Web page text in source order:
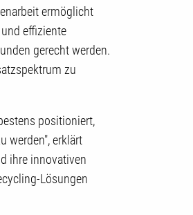
ermöglicht
effiziente
gerecht werden.
zu
positioniert,
werden", erklärt
ihre innovativen
Lösungen